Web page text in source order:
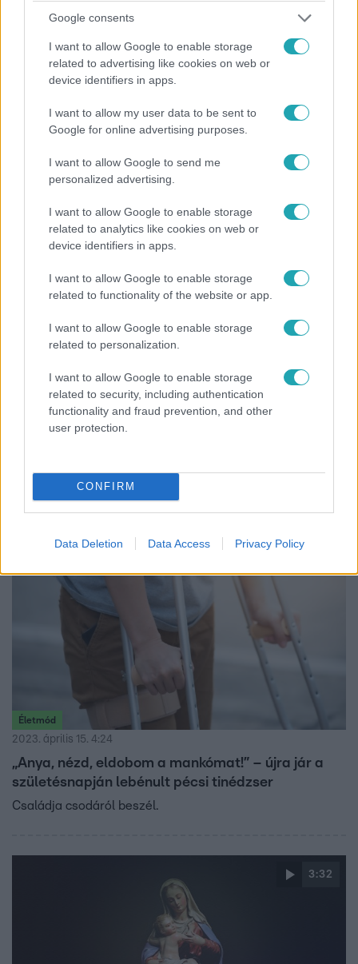
Google consents
I want to allow Google to enable storage
related to advertising like cookies on web or
device identifiers in apps.
I want to allow my user data to be sent to
Google for online advertising purposes.
I want to allow Google to send me
personalized advertising.
I want to allow Google to enable storage
related to analytics like cookies on web or
device identifiers in apps.
I want to allow Google to enable storage
related to functionality of the website or app.
I want to allow Google to enable storage
related to personalization.
I want to allow Google to enable storage
related to security, including authentication
functionality and fraud prevention, and other
user protection.
CONFIRM
Data Deletion Data Access Privacy Policy
Egészen pontosan 6 nap, 16 óra és 14 perc alatt több mint
ellátogatott a jordániai Petra homokkő városához, a perui
Machu Picchuhoz, Brazíliába a Megváltó Krisztus
szobrához, a római Colosseumhoz, valamint Indiába a Taj
Mahalhoz is. Az összes helyszín lenyűgözte, de azt
mondja, talán a Machu Picchu volt az egyik kedvence.
2:22
csaknem ezer lelkes Bodrogkeresztúrra, a helyiek
aggódnak
Csaknem 70 ezer emberre számítanak hétfőn
Saje nevéhez egy sor csoda kapcsolódik. Egykori házához
és sírjához már a hétvégén is sokan ellátogattak. A
a csaknem ezer lelkes település életét.
Életmód
2023. április 15. 4:24
„Anya, nézd, eldobom a mankómat!” – újra jár a
születésnapján lebénult pécsi tinédzser
Családja csodáról beszél.
3:32